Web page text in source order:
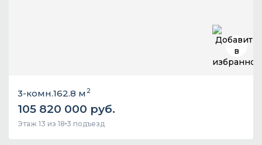
3-комн.162.8 м 2
105 820 000 руб.
Этаж 13 из 18 3 подъезд